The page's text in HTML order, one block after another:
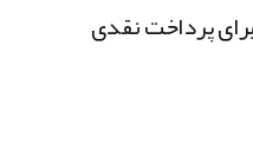
پرداخت نقدی